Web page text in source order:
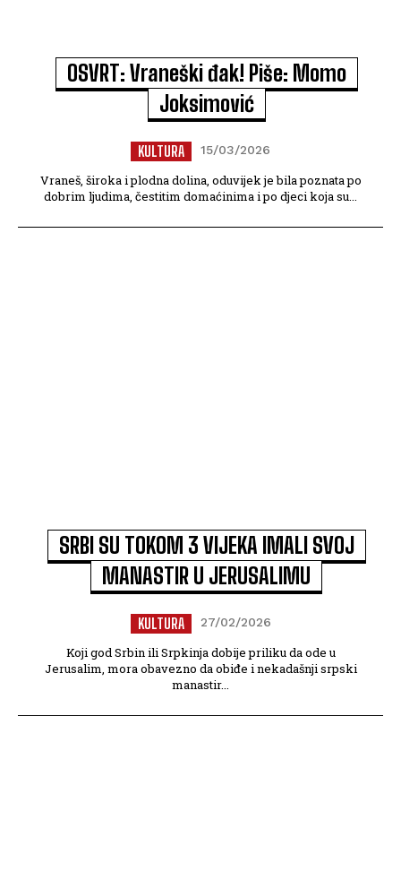
OSVRT: Vraneški đak! Piše: Momo
Joksimović
KULTURA 15/03/2026
Vraneš, široka i plodna dolina, oduvijek je bila poznata po
dobrim ljudima, čestitim domaćinima i po djeci koja su...
SRBI SU TOKOM 3 VIJEKA IMALI SVOJ
MANASTIR U JERUSALIMU
KULTURA 27/02/2026
Koji god Srbin ili Srpkinja dobije priliku da ode u
Jerusalim, mora obavezno da obiđe i nekadašnji srpski
manastir...